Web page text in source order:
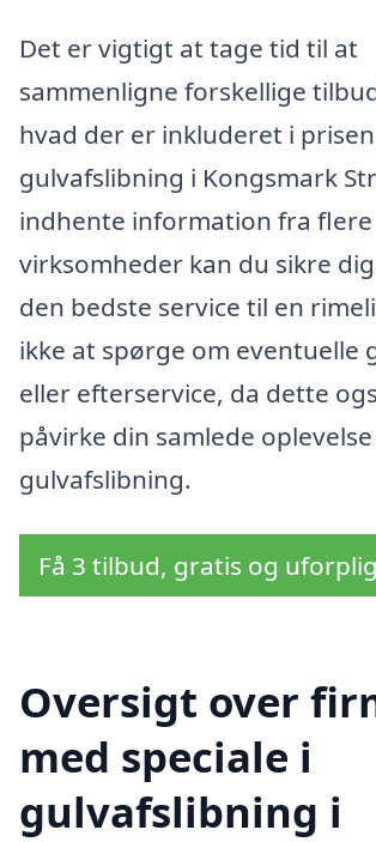
Det er vigtigt at tage tid til at
sammenligne forskellige
hvad der er inkluderet i
gulvafslibning i Kongsmark
indhente information fra flere
virksomheder kan du sikre
den bedste service til en
ikke at spørge om eventuelle
eller efterservice, da dette
påvirke din samlede
gulvafslibning.
Få 3 tilbud, gratis og
Oversigt over
med speciale i
gulvafslibning i